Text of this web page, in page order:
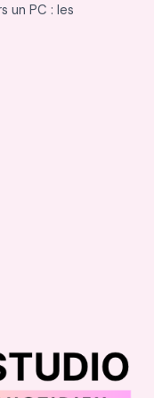
un PC : les